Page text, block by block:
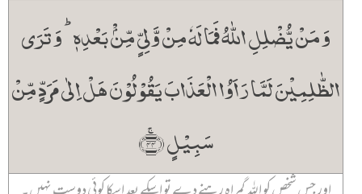
وَ مَنۡ یُّضۡلِلِ اللّٰہُ فَمَا لَہٗ مِنۡ وَّلِیٍّ مِّنۡۢ بَعۡدِہٖ ؕ وَ تَرَی
الظّٰلِمِیۡنَ لَمَّا رَاَوُا الۡعَذَابَ یَقُوۡلُوۡنَ ہَلۡ اِلٰی مَرَدٍّ مِّنۡ
سَبِیۡلٍ ﴿ۚ۴۴﴾